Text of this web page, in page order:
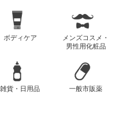
ボディケア
メンズコスメ・
男性用化粧品
雑貨・日用品 一般市販薬